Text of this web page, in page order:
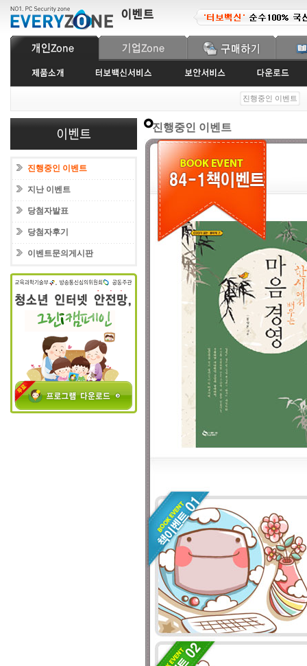
진행중인 이벤트
진행중인 이벤트
지난 이벤트
당첨자발표
당첨자후기
이벤트문의게시판
진행중인 이벤트